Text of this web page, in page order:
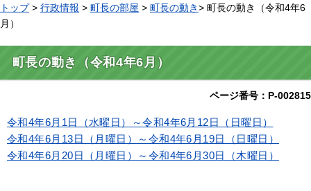
トップ> 行政情報 > 町長の部屋 > 町長の動き> 町長の動き（令和4年6
月）
町長の動き（令和4年6月）
ページ番号：P-002815
令和4年6月1日（水曜日）～令和4年6月12日（日曜日）
令和4年6月13日（月曜日）～令和4年6月19日（日曜日）
令和4年6月20日（月曜日）～令和4年6月30日（木曜日）